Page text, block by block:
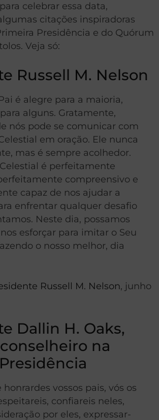
celebrar essa data,
citações inspiradoras
Presidência e do Quórum
Veja só:
Russell M. Nelson
é alegre para a maioria,
alguns. Gratamente,
nós pode se comunicar com
em oração. Ele nunca
mas é sempre acolhedor.
é perfeitamente
compreensivo e
capaz de nos ajudar a
enfrentar qualquer desafio
Neste dia, possamos
esforçar para imitar o Seu
o nosso melhor, dia
Russell M. Nelson, junho
Dallin H. Oaks,
na
honrardes vossos pais, vós os
confiareis neles,
por eles, expressar-